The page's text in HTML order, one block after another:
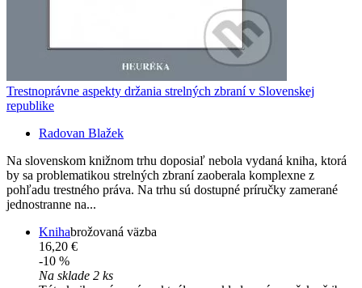
Trestnoprávne aspekty držania strelných zbraní v Slovenskej
republike
Radovan Blažek
Na slovenskom knižnom trhu doposiaľ nebola vydaná kniha, ktorá
by sa problematikou strelných zbraní zaoberala komplexne z
pohľadu trestného práva. Na trhu sú dostupné príručky zamerané
jednostranne na...
Knihabrožovaná väzba
16,20 €
-10 %
Na sklade 2 ks